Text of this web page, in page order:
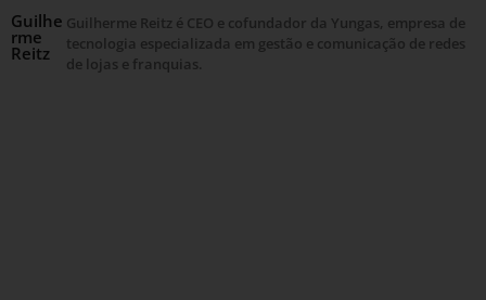
Guilhe
rme
Reitz
Guilherme Reitz é CEO e cofundador da Yungas, empresa de
tecnologia especializada em gestão e comunicação de redes
de lojas e franquias.